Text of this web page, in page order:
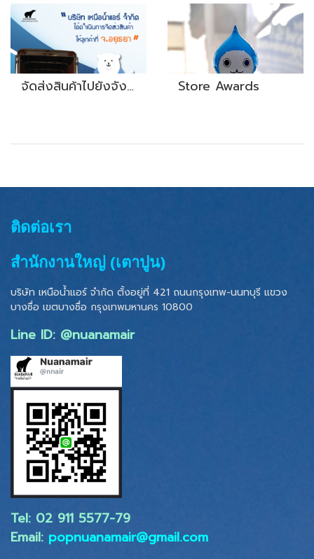
จัดส่งสินค้าไปยังจังหวัด อยุธยา Store Awards
ติดต่อเรา
สำนักงานใหญ่ (เตาปูน)
บริษัท เหนือน้ำแอร์ จำกัด ตั้งอยู่ที่ 421 ถนนกรุงเทพ-นนทบุรี แขวง
บางซื่อ เขตบางซื่อ กรุงเทพมหานคร 10800
Line ID: @nuanamair
Tel: 02 ​911 5577-79
Email: popnuanamair@gmail.com